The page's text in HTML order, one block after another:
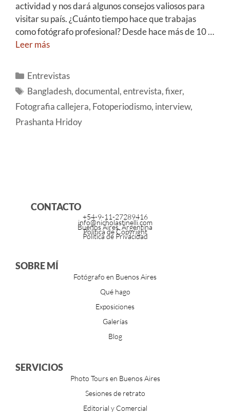
actividad y nos dará algunos consejos valiosos para
visitar su país. ¿Cuánto tiempo hace que trabajas
como fotógrafo profesional? Desde hace más de 10 …
Leer más
Entrevistas
Bangladesh,documental,entrevista,fixer,
Fotografia callejera, Fotoperiodismo, interview,
Prashanta Hridoy
SOBRE MÍ
Fotógrafo en Buenos Aires
Qué hago
Exposiciones
Galerías
Blog
CONTACTO
+54-9-11-27289416
info@nicholastinelli.com
Buenos Aires, Argentina
Política de Copyright
Política de Privacidad
SERVICIOS
Photo Tours en Buenos Aires
Sesiones de retrato
Editorial y Comercial